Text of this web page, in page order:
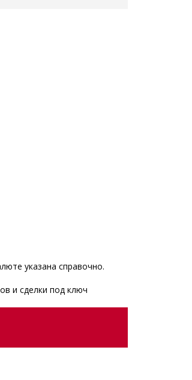
указана справочно.
и сделки под ключ